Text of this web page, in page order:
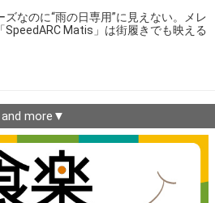
ズなのに“雨の日専用”に見えない。メレ
SpeedARC Matis」は街履きでも映える
and more▼